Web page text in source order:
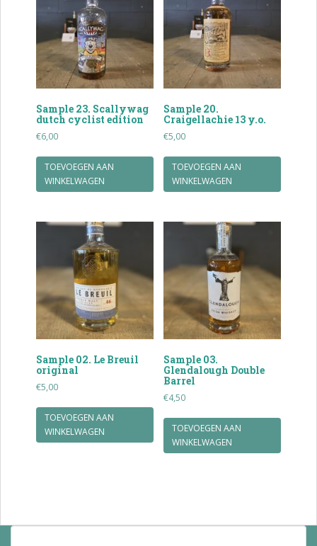
Sample 23. Scallywag
dutch cyclist edition
€6,00
TOEVOEGEN AAN
WINKELWAGEN
Sample 20.
Craigellachie 13 y.o.
€5,00
TOEVOEGEN AAN
WINKELWAGEN
Sample 02. Le Breuil
original
€5,00
TOEVOEGEN AAN
WINKELWAGEN
Sample 03.
Glendalough Double
Barrel
€4,50
TOEVOEGEN AAN
WINKELWAGEN